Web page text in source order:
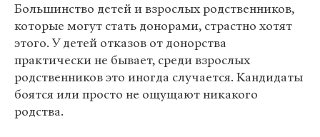
Большинство детей и взрослых родственников,
которые могут стать донорами, страстно хотят
этого. У детей отказов от донорства
практически не бывает, среди взрослых
родственников это иногда случается. Кандидаты
боятся или просто не ощущают никакого
родства.